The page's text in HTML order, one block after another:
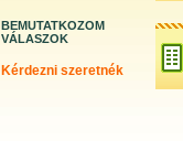
BEMUTATKOZOM
VÁLASZOK
Kérdezni szeretnék